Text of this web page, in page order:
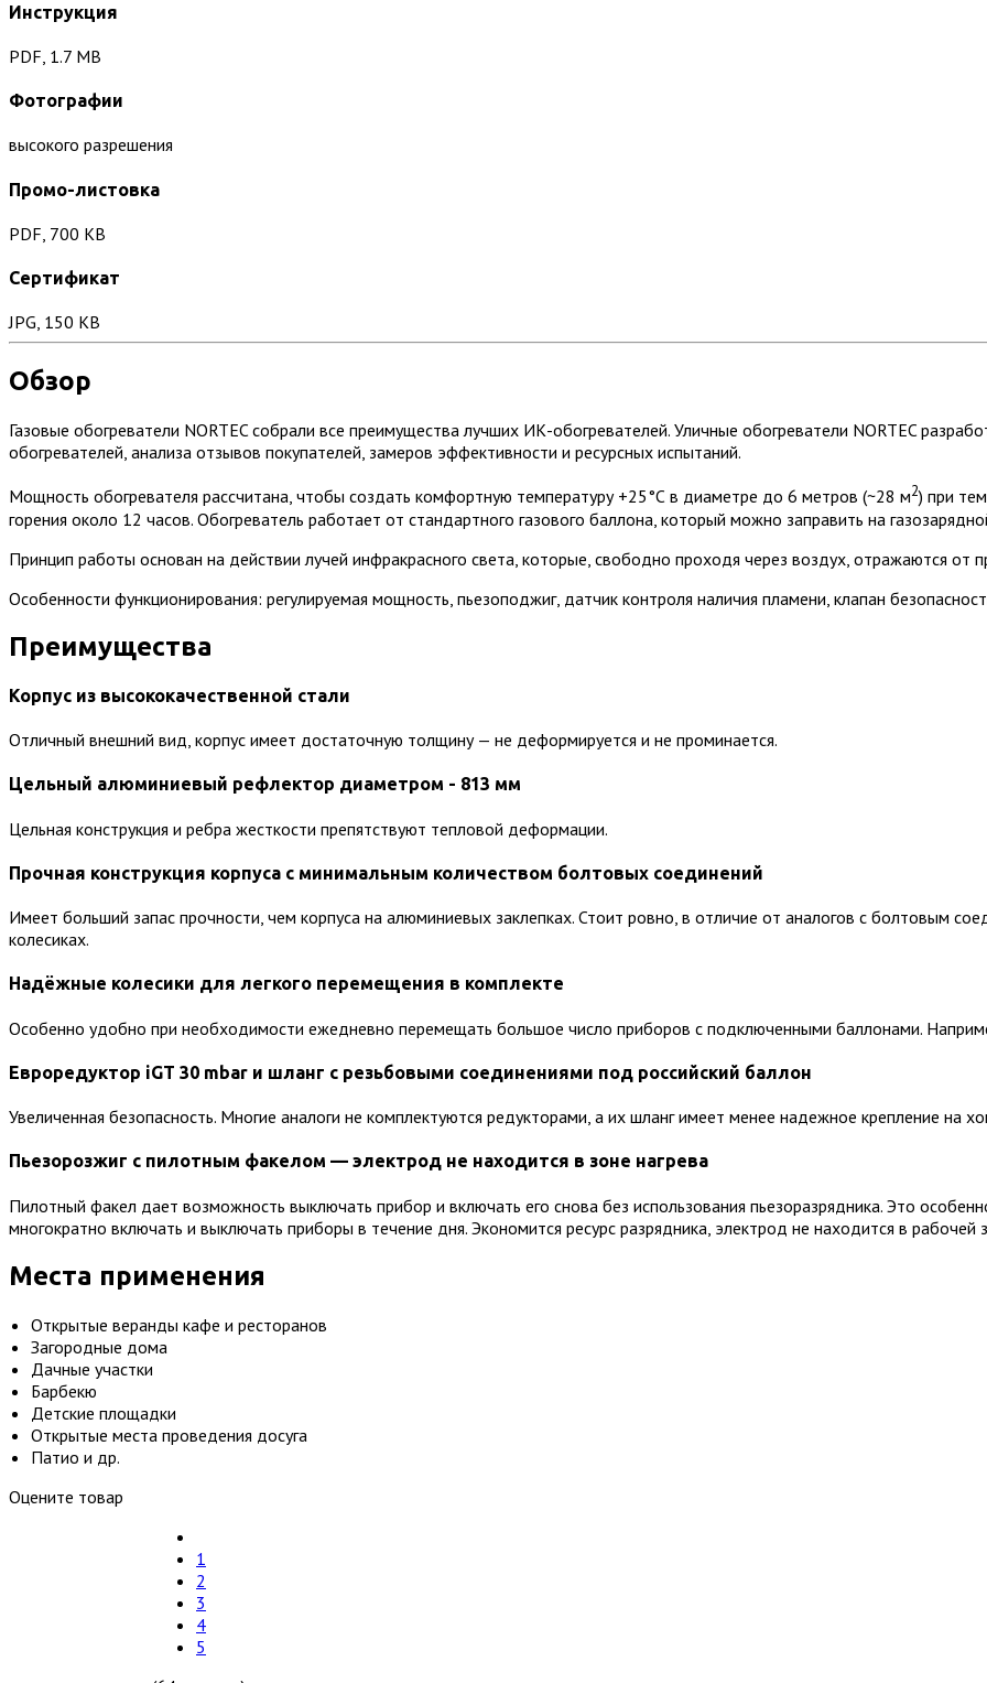
Инструкция
PDF, 1.7 MB
Фотографии
высокого разрешения
Промо-листовка
PDF, 700 KB
Сертификат
JPG, 150 KB
Обзор
Газовые обогреватели NORTEC собрали все преимущества лучших ИК-обогревателей. Уличные обогреватели NORTEC
обогревателей, анализа отзывов покупателей, замеров эффективности и ресурсных испытаний.
Мощность обогревателя рассчитана, чтобы создать комфортную температуру +25°С в диаметре до 6 метров (~28 м2) при
горения около 12 часов. Обогреватель работает от стандартного газового баллона, который можно заправить на
Принцип работы основан на действии лучей инфракрасного света, которые, свободно проходя через воздух, отражаются от
Особенности функционирования: регулируемая мощность, пьезоподжиг, датчик контроля наличия пламени, клапан
Преимущества
Корпус из высококачественной стали
Отличный внешний вид, корпус имеет достаточную толщину — не деформируется и не проминается.
Цельный алюминиевый рефлектор диаметром - 813 мм
Цельная конструкция и ребра жесткости препятствуют тепловой деформации.
Прочная конструкция корпуса с минимальным количеством болтовых соединений
Имеет больший запас прочности, чем корпуса на алюминиевых заклепках. Стоит ровно, в отличие от аналогов с болтовым
колесиках.
Надёжные колесики для легкого перемещения в комплекте
Особенно удобно при необходимости ежедневно перемещать большое число приборов с подключенными баллонами.
Евроредуктор iGT 30 mbar и шланг с резьбовыми соединениями под российский баллон
Увеличенная безопасность. Многие аналоги не комплектуются редукторами, а их шланг имеет менее надежное крепление на
Пьезорозжиг с пилотным факелом — электрод не находится в зоне нагрева
Пилотный факел дает возможность выключать прибор и включать его снова без использования пьезоразрядника. Это
многократно включать и выключать приборы в течение дня. Экономится ресурс разрядника, электрод не находится в рабочей
Места применения
Открытые веранды кафе и ресторанов
Загородные дома
Дачные участки
Барбекю
Детские площадки
Открытые места проведения досуга
Патио и др.
Оцените товар
1
2
3
4
5